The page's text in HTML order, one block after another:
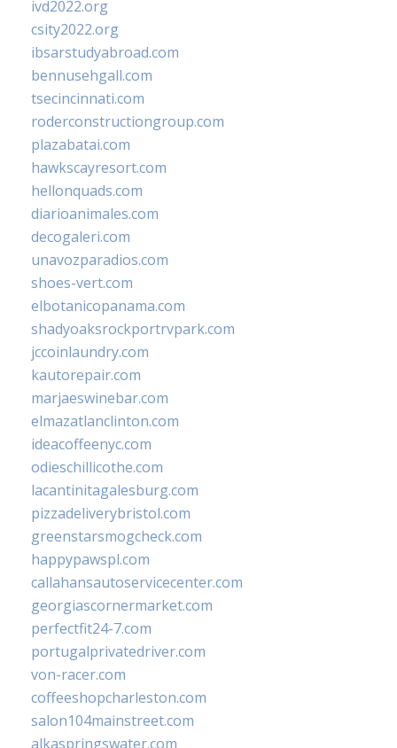
ivd2022.org
csity2022.org
ibsarstudyabroad.com
bennusehgall.com
tsecincinnati.com
roderconstructiongroup.com
plazabatai.com
hawkscayresort.com
hellonquads.com
diarioanimales.com
decogaleri.com
unavozparadios.com
shoes-vert.com
elbotanicopanama.com
shadyoaksrockportrvpark.com
jccoinlaundry.com
kautorepair.com
marjaeswinebar.com
elmazatlanclinton.com
ideacoffeenyc.com
odieschillicothe.com
lacantinitagalesburg.com
pizzadeliverybristol.com
greenstarsmogcheck.com
happypawspl.com
callahansautoservicecenter.com
georgiascornermarket.com
perfectfit24-7.com
portugalprivatedriver.com
von-racer.com
coffeeshopcharleston.com
salon104mainstreet.com
alkaspringswater.com